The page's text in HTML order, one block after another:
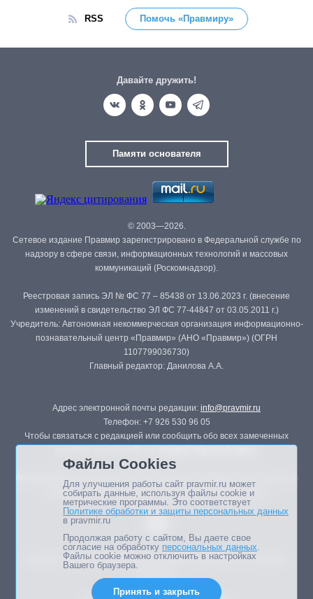
RSS Помочь «Правмиру»
Давайте дружить!
Памяти основателя
© 2003—2026.
Сетевое издание Правмир зарегистрировано в Федеральной службе по
надзору в сфере связи, информационных технологий и массовых
коммуникаций (Роскомнадзор).
Реестровая запись ЭЛ № ФС 77 – 85438 от 13.06.2023 г. (внесение
изменений в свидетельство ЭЛ ФС 77-44847 от 03.05.2011 г.)
Учредитель: Автономная некоммерческая организация информационно-
познавательный центр «Правмир» (АНО «Правмир») (ОГРН
1107799036730)
Главный редактор: Данилова А.А.
Адрес электронной почты редакции: info@pravmir.ru
Телефон: +7 926 530 96 05
Чтобы связаться с редакцией или сообщить обо всех замеченных
Републикация материалов сайта в печатных изданиях (книгах, прессе)
возможна только с письменного разрешения редакции.
Мнение авторов статей портала может не совпадать с позицией
Файлы Cookies
Для улучшения работы сайт pravmir.ru может
собирать данные, используя файлы cookie и
метрические программы. Это соответствует
Политике обработки и защиты персональных данных
в pravmir.ru
Продолжая работу с сайтом, Вы даете свое
согласие на обработку персональных данных.
Файлы cookie можно отключить в настройках
Вашего браузера.
Принять и закрыть